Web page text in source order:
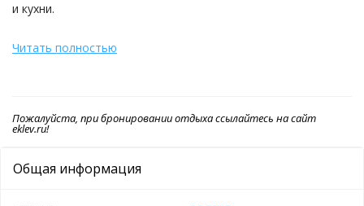
и кухни.
На территории имеется баня на дровах вместимостью 8-10
отдыха будут под круглосуточным наблюдением. В любое
уютом. Обслуживающий персонал готов удовлетворить
Вашу просьбу в кратчайшее время. Многообразие рыбы
Читать полностью
Пожалуйста, при бронировании отдыха ссылайтесь на сайт
eklev.ru!
Общая информация